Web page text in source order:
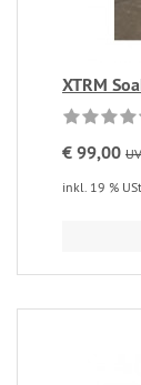
XTRM
€ 99,00
inkl. 19 % USt